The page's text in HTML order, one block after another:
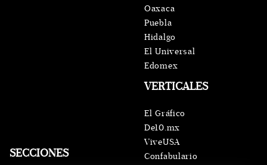
SECCIONES
VERTICALES
El Gráfico
De10.mx
ViveUSA
Confabulario
Oaxaca
Puebla
Hidalgo
El Universal
Edomex